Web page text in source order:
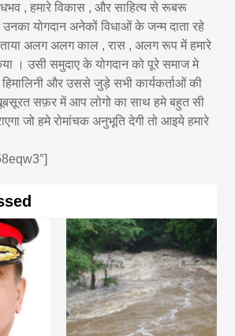
, हमारे विकास , और साहित्य से रूबरू
योगदान अनेकों विधाओं के जन्म दाता रहे
अलग अलग काल , रास , अलग रूप में हमारे
। उसी समुदाए के योगदान को पूरे समाज मे
और उससे जुड़े सभी कार्यकर्ताओं की
सफ़र में आप लोगो का साथ हमे बहुत सी
जो हमे रोमांचक अनुभूति देगी तो आइये हमारे